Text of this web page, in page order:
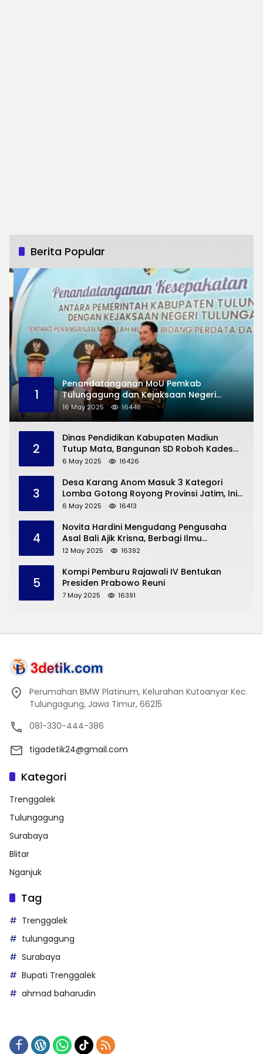
Berita Popular
1
Penandatanganan MoU Pemkab
Tulungagung dan Kejaksaan Negeri
Permasalahan Hukum
16 May 2025 16448
2
Dinas Pendidikan Kabupaten Madiun
Tutup Mata, Bangunan SD Roboh Kades
Dermorejo Bangun Pakai Dana Pribadi
6 May 2025 16426
3
Desa Karang Anom Masuk 3 Kategori
Lomba Gotong Royong Provinsi Jatim, Ini
yang Disampaikan Sekda Trenggalek
6 May 2025 16413
4
Novita Hardini Mengudang Pengusaha
Asal Bali Ajik Krisna, Berbagi Ilmu
Pengembangan Pariwisata dan UMKM
12 May 2025 16392
5
Kompi Pemburu Rajawali IV Bentukan
Presiden Prabowo Reuni
7 May 2025 16391
Perumahan BMW Platinum, Kelurahan Kutoanyar Kec.
Tulungagung, Jawa Timur, 66215
081-330-444-386
tigadetik24@gmail.com
Kategori
Trenggalek
Tulungagung
Surabaya
Blitar
Nganjuk
Tag
Trenggalek
tulungagung
Surabaya
Bupati Trenggalek
ahmad baharudin